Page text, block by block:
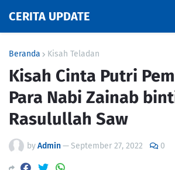
CERITA UPDATE
Beranda Kisah Teladan
Kisah Cinta Putri
Para Nabi Zainab
Rasulullah Saw
byAdmin—September 27, 2022 0